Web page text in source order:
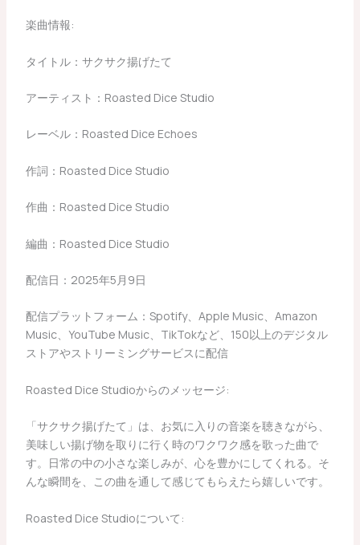
楽曲情報:
タイトル：サクサク揚げたて
アーティスト：Roasted Dice Studio
レーベル：Roasted Dice Echoes
作詞：Roasted Dice Studio
作曲：Roasted Dice Studio
編曲：Roasted Dice Studio
配信日：2025年5月9日
配信プラットフォーム：Spotify、Apple Music、Amazon
Music、YouTube Music、TikTokなど、150以上のデジタル
ストアやストリーミングサービスに配信
Roasted Dice Studioからのメッセージ:
「サクサク揚げたて」は、お気に入りの音楽を聴きながら、
美味しい揚げ物を取りに行く時のワクワク感を歌った曲で
す。日常の中の小さな楽しみが、心を豊かにしてくれる。そ
んな瞬間を、この曲を通して感じてもらえたら嬉しいです。
Roasted Dice Studioについて: